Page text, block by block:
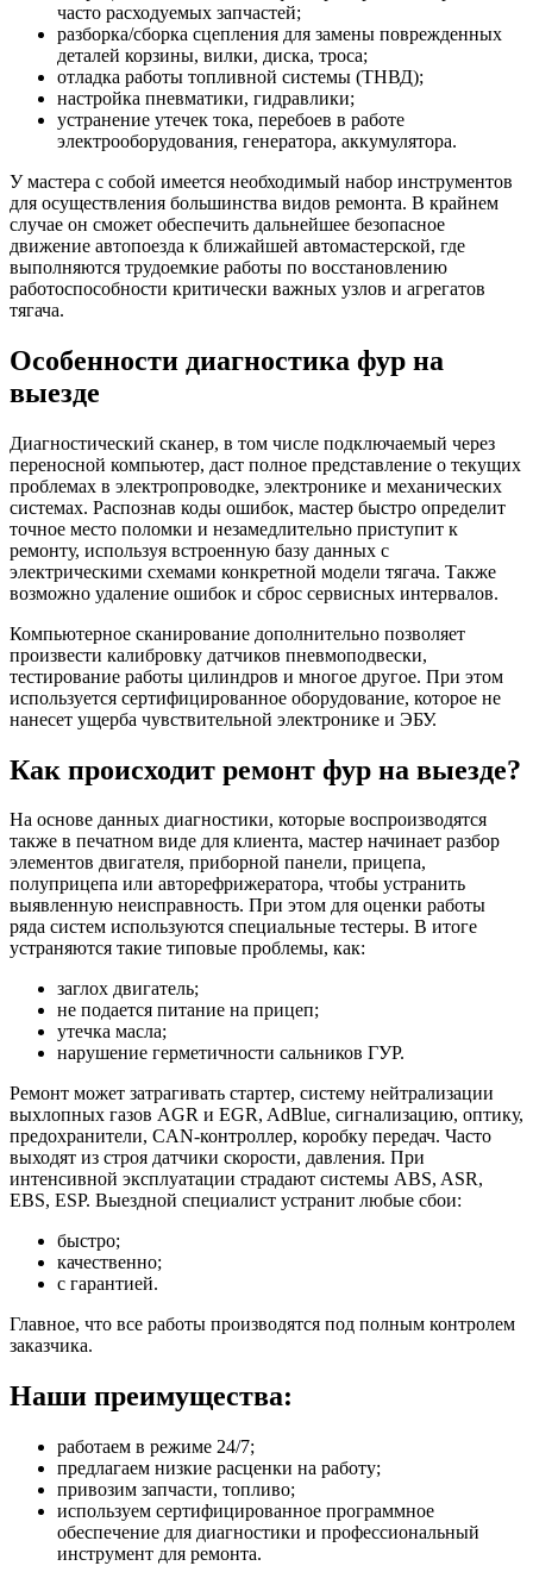
часто расходуемых запчастей;
разборка/сборка сцепления для замены поврежденных
деталей корзины, вилки, диска, троса;
отладка работы топливной системы (ТНВД);
настройка пневматики, гидравлики;
устранение утечек тока, перебоев в работе
электрооборудования, генератора, аккумулятора.
У мастера с собой имеется необходимый набор инструментов
для осуществления большинства видов ремонта. В крайнем
случае он сможет обеспечить дальнейшее безопасное
движение автопоезда к ближайшей автомастерской, где
выполняются трудоемкие работы по восстановлению
работоспособности критически важных узлов и агрегатов
тягача.
Особенности диагностика фур на
выезде
Диагностический сканер, в том числе подключаемый через
переносной компьютер, даст полное представление о текущих
проблемах в электропроводке, электронике и механических
системах. Распознав коды ошибок, мастер быстро определит
точное место поломки и незамедлительно приступит к
ремонту, используя встроенную базу данных с
электрическими схемами конкретной модели тягача. Также
возможно удаление ошибок и сброс сервисных интервалов.
Компьютерное сканирование дополнительно позволяет
произвести калибровку датчиков пневмоподвески,
тестирование работы цилиндров и многое другое. При этом
используется сертифицированное оборудование, которое не
нанесет ущерба чувствительной электронике и ЭБУ.
Как происходит ремонт фур на выезде?
На основе данных диагностики, которые воспроизводятся
также в печатном виде для клиента, мастер начинает разбор
элементов двигателя, приборной панели, прицепа,
полуприцепа или авторефрижератора, чтобы устранить
выявленную неисправность. При этом для оценки работы
ряда систем используются специальные тестеры. В итоге
устраняются такие типовые проблемы, как:
заглох двигатель;
не подается питание на прицеп;
утечка масла;
нарушение герметичности сальников ГУР.
Ремонт может затрагивать стартер, систему нейтрализации
выхлопных газов AGR и EGR, AdBlue, сигнализацию, оптику,
предохранители, CAN-контроллер, коробку передач. Часто
выходят из строя датчики скорости, давления. При
интенсивной эксплуатации страдают системы ABS, ASR,
EBS, ESP. Выездной специалист устранит любые сбои:
быстро;
качественно;
с гарантией.
Главное, что все работы производятся под полным контролем
заказчика.
Наши преимущества:
работаем в режиме 24/7;
предлагаем низкие расценки на работу;
привозим запчасти, топливо;
используем сертифицированное программное
обеспечение для диагностики и профессиональный
инструмент для ремонта.